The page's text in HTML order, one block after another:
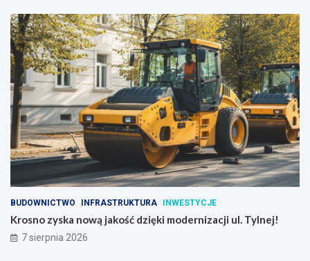
BUDOWNICTWO INFRASTRUKTURA INWESTYCJE
Krosno zyska nową jakość dzięki modernizacji ul. Tylnej!
7 sierpnia 2026